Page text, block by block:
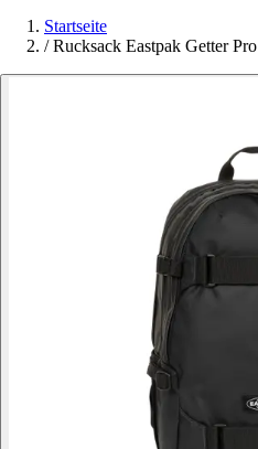
Startseite
/ Rucksack Eastpak Getter Pro